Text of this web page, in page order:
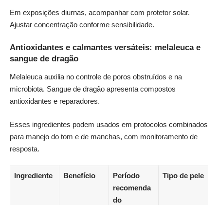
Em exposições diurnas, acompanhar com protetor solar.
Ajustar concentração conforme sensibilidade.
Antioxidantes e calmantes versáteis: melaleuca e
sangue de dragão
Melaleuca auxilia no controle de poros obstruídos e na
microbiota. Sangue de dragão apresenta compostos
antioxidantes e reparadores.
Esses ingredientes podem usados em protocolos combinados
para manejo do tom e de manchas, com monitoramento de
resposta.
Ingrediente Benefício
Período
recomenda
do
Tipo de pele